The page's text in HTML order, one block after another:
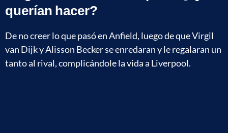
querían hacer?
De no creer lo que pasó en Anfield, luego de que Virgil
van Dijk y Alisson Becker se enredaran y le regalaran un
tanto al rival, complicándole la vida a Liverpool.